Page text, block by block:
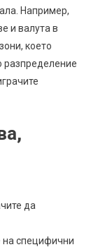
Например,
и валута в
което
разпределение
да
на специфични